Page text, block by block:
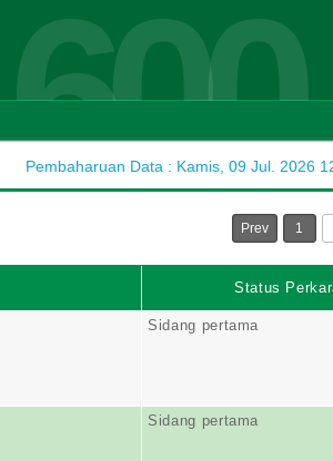
600
Pembaharuan Data : Kamis, 09 Jul. 2026
Prev 1
Status
Sidang pertama
Sidang pertama